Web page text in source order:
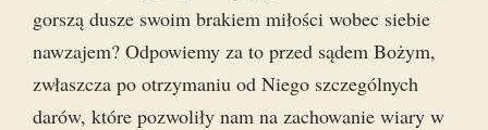
gorszą dusze swoim brakiem miłości wobec siebie
nawzajem? Odpowiemy za to przed sądem Bożym,
zwłaszcza po otrzymaniu od Niego szczególnych
darów, które pozwoliły nam na zachowanie wiary w